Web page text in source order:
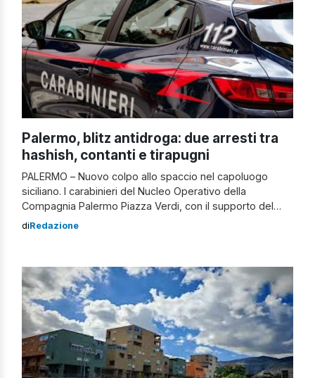
Palermo, blitz antidroga: due arresti tra
hashish, contanti e tirapugni
PALERMO – Nuovo colpo allo spaccio nel capoluogo
siciliano. I carabinieri del Nucleo Operativo della
Compagnia Palermo Piazza Verdi, con il supporto del
Nucleo Cinofili di Palermo Villagrazia, hanno arrestato
contesti urbani più esposti al fenomeno. Blitz antidroga
Palermo, […]
diRedazione